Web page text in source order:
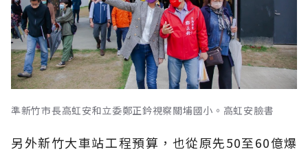
準新竹市長高虹安和立委鄭正鈐視察關埔國小。高虹安臉書
另外新竹大車站工程預算，也從原先50至60億爆